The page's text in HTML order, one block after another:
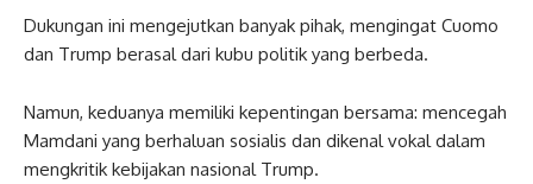
Dukungan ini mengejutkan banyak pihak, mengingat Cuomo
dan Trump berasal dari kubu politik yang berbeda.
Namun, keduanya memiliki kepentingan bersama: mencegah
Mamdani yang berhaluan sosialis dan dikenal vokal dalam
mengkritik kebijakan nasional Trump.